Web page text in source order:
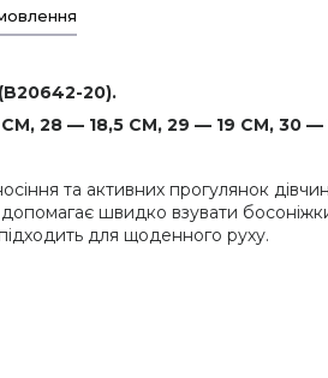
20).
28 — 18,5 СМ, 29 — 19 СМ, 30
та активних прогулянок
швидко взувати
для щоденного руху.